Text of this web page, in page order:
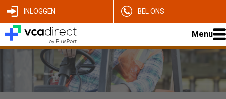
INLOGGEN BEL ONS
Menu